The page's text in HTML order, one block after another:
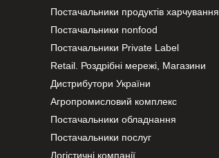
Постачальники продуктів харчування
Постачальники nonfood
Постачальники Private Label
Retail. Роздрібні мережі, Магазини
Дистрибутори України
Агропромисловий комплекс
Постачальники обладнання
Постачальники послуг
Логістичні компанії